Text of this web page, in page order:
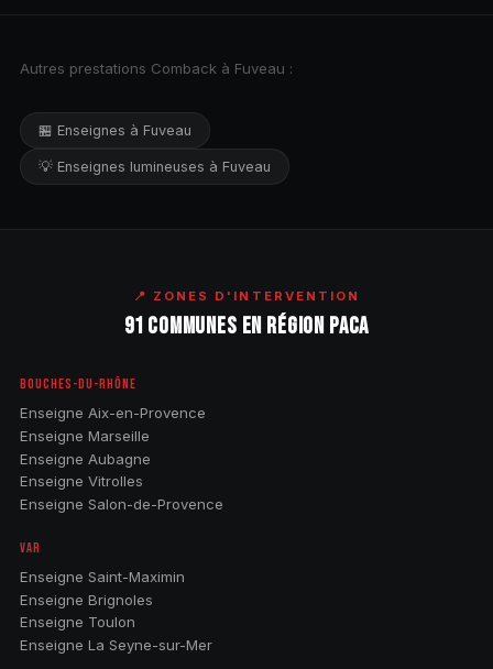
Autres prestations Comback à Fuveau :
🏪 Enseignes à Fuveau
💡 Enseignes lumineuses à Fuveau
📍 ZONES D'INTERVENTION
91 COMMUNES EN RÉGION PACA
BOUCHES-DU-RHÔNE
Enseigne Aix-en-Provence
Enseigne Marseille
Enseigne Aubagne
Enseigne Vitrolles
Enseigne Salon-de-Provence
VAR
Enseigne Saint-Maximin
Enseigne Brignoles
Enseigne Toulon
Enseigne La Seyne-sur-Mer